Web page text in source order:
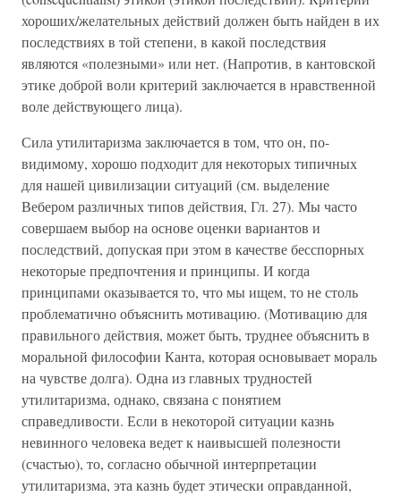
хороших/желательных действий должен быть найден в их
последствиях в той степени, в какой последствия
являются «полезными» или нет. (Напротив, в кантовской
этике доброй воли критерий заключается в нравственной
воле действующего лица).
Сила утилитаризма заключается в том, что он, по-
видимому, хорошо подходит для некоторых типичных
для нашей цивилизации ситуаций (см. выделение
Вебером различных типов действия, Гл. 27). Мы часто
совершаем выбор на основе оценки вариантов и
последствий, допуская при этом в качестве бесспорных
некоторые предпочтения и принципы. И когда
принципами оказывается то, что мы ищем, то не столь
проблематично объяснить мотивацию. (Мотивацию для
правильного действия, может быть, труднее объяснить в
моральной философии Канта, которая основывает мораль
на чувстве долга). Одна из главных трудностей
утилитаризма, однако, связана с понятием
справедливости. Если в некоторой ситуации казнь
невинного человека ведет к наивысшей полезности
(счастью), то, согласно обычной интерпретации
утилитаризма, эта казнь будет этически оправданной,